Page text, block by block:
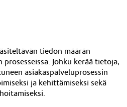
tiedon määrän
Johku kerää tietoja,
asiakaspalveluprosessin
ja kehittämiseksi sekä